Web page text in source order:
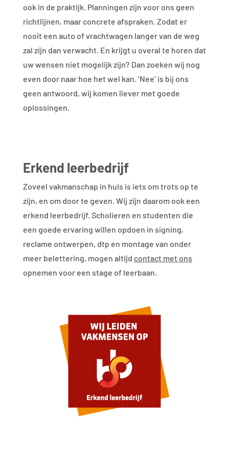
ook in de praktijk. Planningen zijn voor ons geen
richtlijnen, maar concrete afspraken. Zodat er
nooit een auto of vrachtwagen langer van de weg
zal zijn dan verwacht. En krijgt u overal te horen dat
uw wensen niet mogelijk zijn? Dan zoeken wij nog
even door naar hoe het wel kan. ‘Nee’ is bij ons
geen antwoord, wij komen liever met goede
oplossingen.
Erkend leerbedrijf
Zoveel vakmanschap in huis is iets om trots op te
zijn, en om door te geven. Wij zijn daarom ook een
erkend leerbedrijf. Scholieren en studenten die
een goede ervaring willen opdoen in signing,
reclame ontwerpen, dtp en montage van onder
meer belettering, mogen altijd contact met ons
opnemen voor een stage of leerbaan.